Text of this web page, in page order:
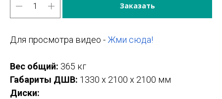
Заказать
Для просмотра видео - Жми сюда!
Вес общий: 365 кг
Габариты ДШВ: 1330 х 2100 х 2100 мм
Диски: